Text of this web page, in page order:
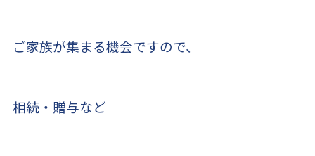
ご家族が集まる機会ですので、
相続・贈与など